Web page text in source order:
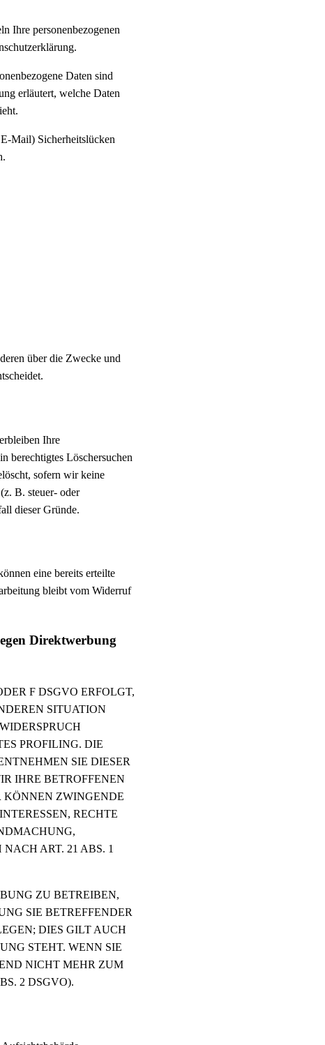
Ihre personenbezogenen
Daten sind
erläutert, welche Daten
Mail) Sicherheitslücken
über die Zwecke und
Ihre
berechtigtes Löschersuchen
sofern wir keine
B. steuer- oder
dieser Gründe.
eine bereits erteilte
bleibt vom Widerruf
Direktwerbung
F DSGVO ERFOLGT,
SITUATION
PROFILING. DIE
SIE DIESER
IHRE BETROFFENEN
KÖNNEN ZWINGENDE
RECHTE
ART. 21 ABS. 1
ZU BETREIBEN,
SIE BETREFFENDER
DIES GILT AUCH
STEHT. WENN SIE
NICHT MEHR ZUM
2 DSGVO).